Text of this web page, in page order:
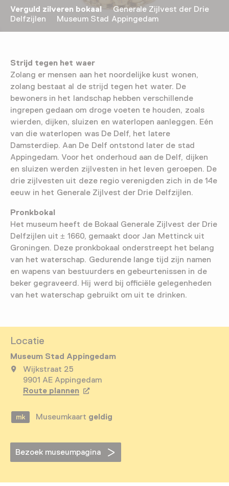
Verguld zilveren bokaal Generale Zijlvest der Drie
Delfzijlen Museum Stad Appingedam
Strijd tegen het waer
Zolang er mensen aan het noordelijke kust wonen,
zolang bestaat al de strijd tegen het water. De
bewoners in het landschap hebben verschillende
ingrepen gedaan om droge voeten te houden, zoals
wierden, dijken, sluizen en waterlopen aanleggen. Eén
van die waterlopen was De Delf, het latere
Damsterdiep. Aan De Delf ontstond later de stad
Appingedam. Voor het onderhoud aan de Delf, dijken
en sluizen werden zijlvesten in het leven geroepen. De
drie zijlvesten uit deze regio verenigden zich in de 14e
eeuw in het Generale Zijlvest der Drie Delfzijlen.
Pronkbokal
Het museum heeft de Bokaal Generale Zijlvest der Drie
Delfzijlen uit ± 1660, gemaakt door Jan Mettinck uit
Groningen. Deze pronkbokaal onderstreept het belang
van het waterschap. Gedurende lange tijd zijn namen
en wapens van bestuurders en gebeurtenissen in de
beker gegraveerd. Hij werd bij officiële gelegenheden
van het waterschap gebruikt om uit te drinken.
Locatie
Museum Stad Appingedam
Wijkstraat 25
9901 AE Appingedam
Route plannen Opent in een nieuw tabblad
Museumkaart geldig
Bezoek museumpagina